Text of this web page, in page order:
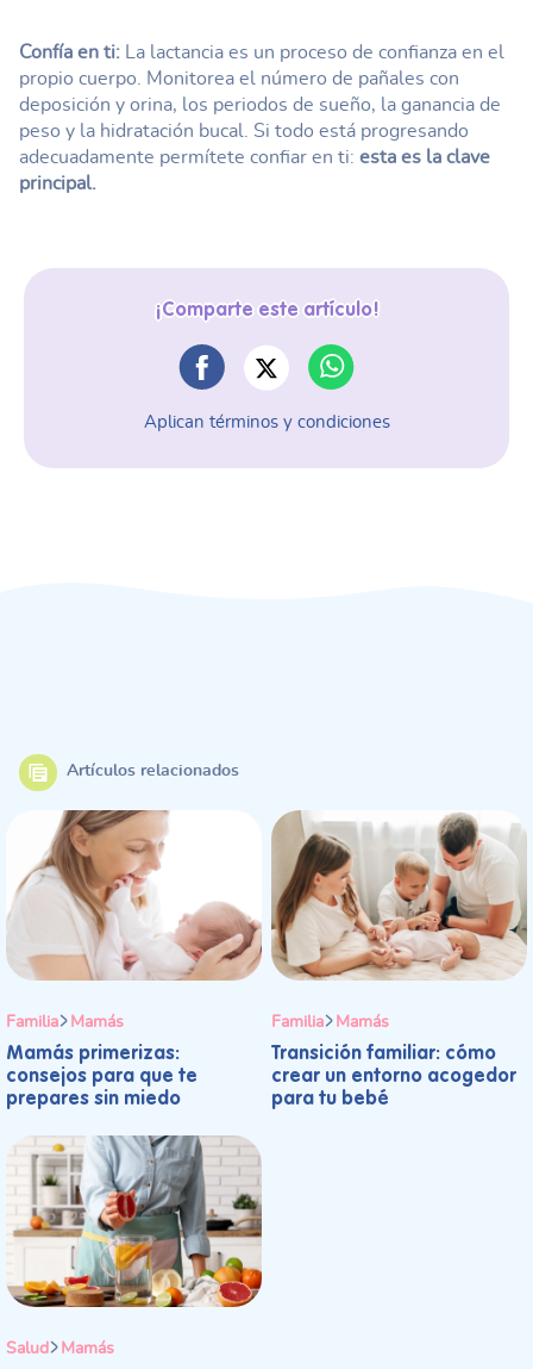
Confía en ti: La lactancia es un proceso de confianza en el
propio cuerpo. Monitorea el número de pañales con
deposición y orina, los periodos de sueño, la ganancia de
peso y la hidratación bucal. Si todo está progresando
adecuadamente permítete confiar en ti: esta es la clave
principal.
¡Comparte este artículo!
Aplican términos y condiciones
Artículos relacionados
Familia Mamás
Mamás primerizas:
consejos para que te
prepares sin miedo
Familia Mamás
Transición familiar: cómo
crear un entorno acogedor
para tu bebé
Salud Mamás